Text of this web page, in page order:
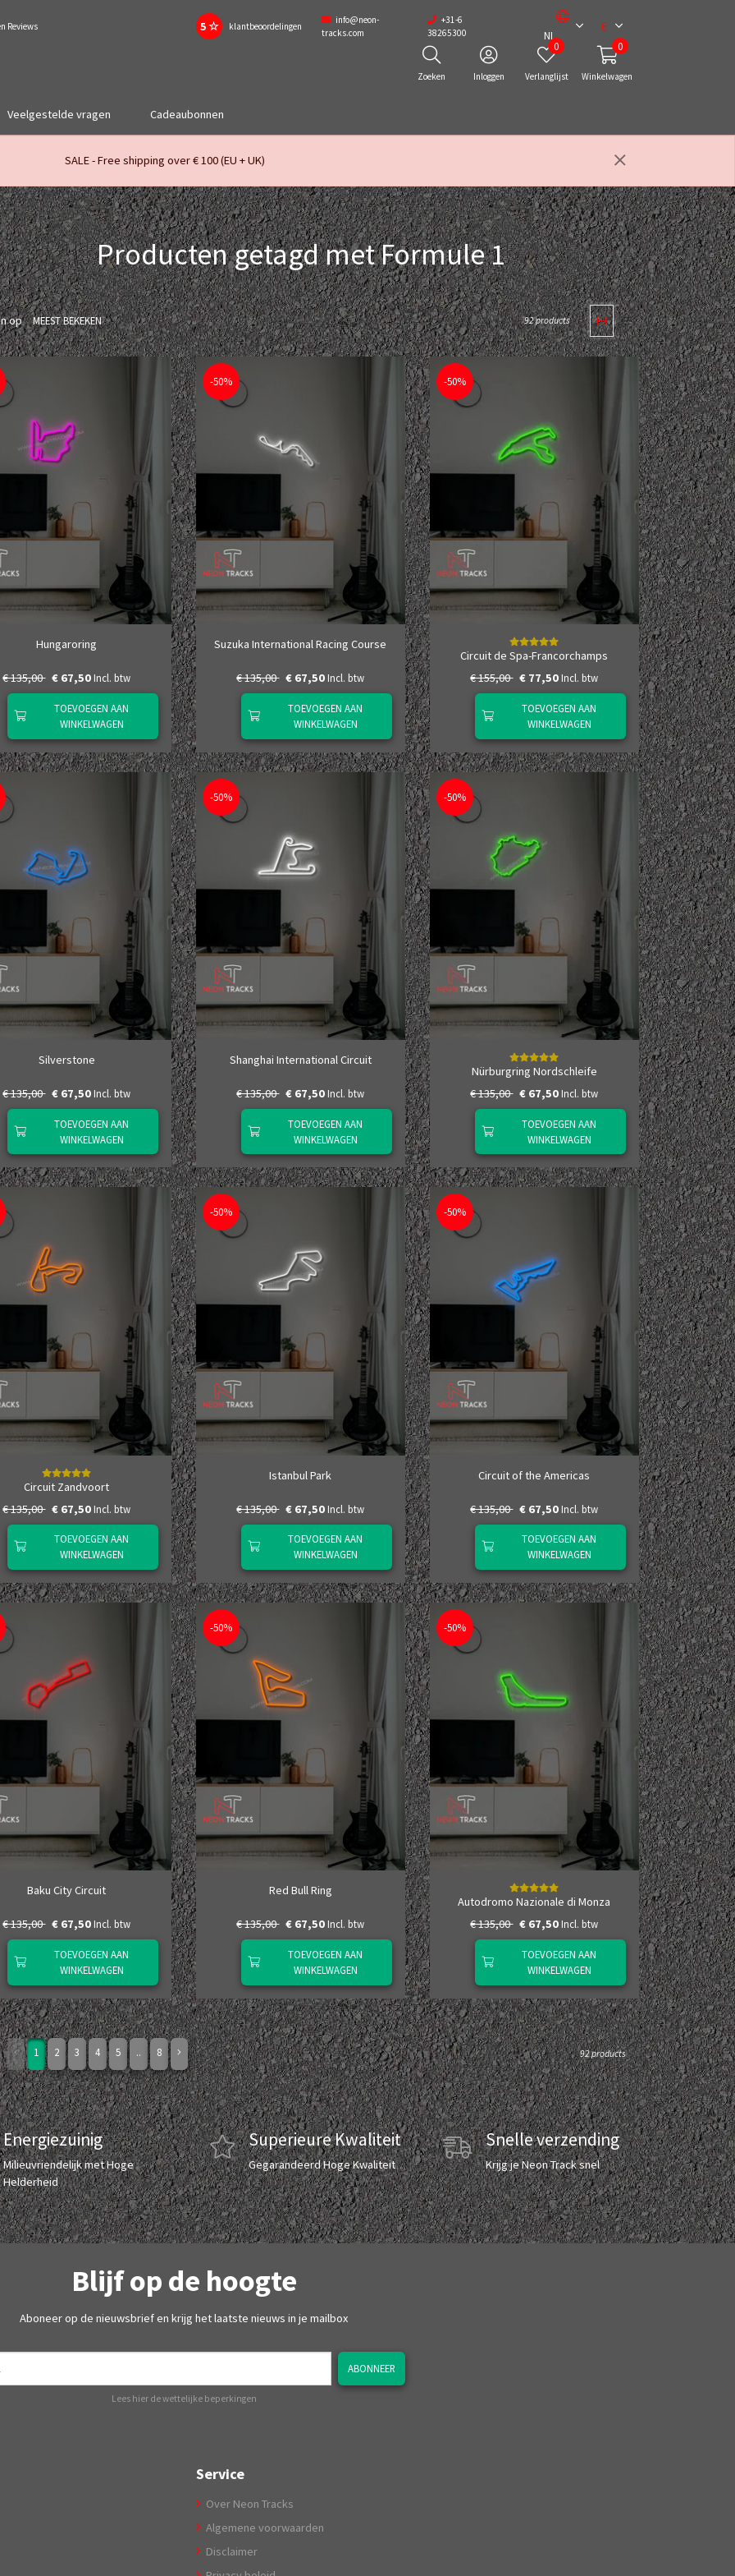
Reviews 5 ☆ klantbeoordelingen
info@neon-
tracks.com
+31-6
38265300
NL
€
Zoeken Inloggen
0
Verlanglijst
0
Winkelwagen
Veelgestelde vragen Cadeaubonnen
SALE - Free shipping over € 100 (EU + UK)
Producten getagd met Formule 1
op MEEST BEKEKEN 92 products
Hungaroring
€ 135,00 € 67,50 Incl. btw
TOEVOEGEN AAN
WINKELWAGEN
-50%
Suzuka International Racing Course
€ 135,00 € 67,50 Incl. btw
TOEVOEGEN AAN
WINKELWAGEN
-50%
Circuit de Spa-Francorchamps
€ 155,00 € 77,50 Incl. btw
TOEVOEGEN AAN
WINKELWAGEN
Silverstone
€ 135,00 € 67,50 Incl. btw
TOEVOEGEN AAN
WINKELWAGEN
-50%
Shanghai International Circuit
€ 135,00 € 67,50 Incl. btw
TOEVOEGEN AAN
WINKELWAGEN
-50%
Nürburgring Nordschleife
€ 135,00 € 67,50 Incl. btw
TOEVOEGEN AAN
WINKELWAGEN
Circuit Zandvoort
€ 135,00 € 67,50 Incl. btw
TOEVOEGEN AAN
WINKELWAGEN
-50%
Istanbul Park
€ 135,00 € 67,50 Incl. btw
TOEVOEGEN AAN
WINKELWAGEN
-50%
Circuit of the Americas
€ 135,00 € 67,50 Incl. btw
TOEVOEGEN AAN
WINKELWAGEN
Baku City Circuit
€ 135,00 € 67,50 Incl. btw
TOEVOEGEN AAN
WINKELWAGEN
-50%
Red Bull Ring
€ 135,00 € 67,50 Incl. btw
TOEVOEGEN AAN
WINKELWAGEN
-50%
Autodromo Nazionale di Monza
€ 135,00 € 67,50 Incl. btw
TOEVOEGEN AAN
WINKELWAGEN
1 2 3 4 5 .. 8 92 products
Energiezuinig
Milieuvriendelijk met Hoge
Helderheid
Superieure Kwaliteit
Gegarandeerd Hoge Kwaliteit
Snelle verzending
Krijg je Neon Track snel
Blijf op de hoogte
Aboneer op de nieuwsbrief en krijg het laatste nieuws in je mailbox
ABONNEER
Lees hier de wettelijke beperkingen
Service
Over Neon Tracks
Algemene voorwaarden
Disclaimer